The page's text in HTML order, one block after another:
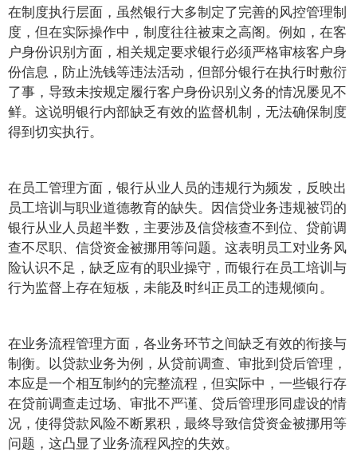
在制度执行层面，虽然银行大多制定了完善的风控管理制
度，但在实际操作中，制度往往被束之高阁。例如，在客
户身份识别方面，相关规定要求银行必须严格审核客户身
份信息，防止洗钱等违法活动，但部分银行在执行时敷衍
了事，导致未按规定履行客户身份识别义务的情况屡见不
鲜。这说明银行内部缺乏有效的监督机制，无法确保制度
得到切实执行。
在员工管理方面，银行从业人员的违规行为频发，反映出
员工培训与职业道德教育的缺失。因信贷业务违规被罚的
银行从业人员超半数，主要涉及信贷核查不到位、贷前调
查不尽职、信贷资金被挪用等问题。这表明员工对业务风
险认识不足，缺乏应有的职业操守，而银行在员工培训与
行为监督上存在短板，未能及时纠正员工的违规倾向。
在业务流程管理方面，各业务环节之间缺乏有效的衔接与
制衡。以贷款业务为例，从贷前调查、审批到贷后管理，
本应是一个相互制约的完整流程，但实际中，一些银行存
在贷前调查走过场、审批不严谨、贷后管理形同虚设的情
况，使得贷款风险不断累积，最终导致信贷资金被挪用等
问题，这凸显了业务流程风控的失效。